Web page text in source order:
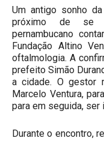
Um antigo sonho
próximo de se
pernambucano
Fundação Altino
oftalmologia. A
prefeito Simão
a cidade. O gestor
Marcelo Ventura,
para em seguida, ser
Durante o encontro,